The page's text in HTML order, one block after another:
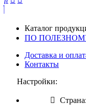
Каталог
ПО
Доставка и
Контакты
Настройки: